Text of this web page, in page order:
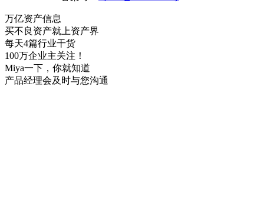
万亿资产信息
买不良资产就上资产界
每天4篇行业干货
100万企业主关注！
Miya一下，你就知道
产品经理会及时与您沟通